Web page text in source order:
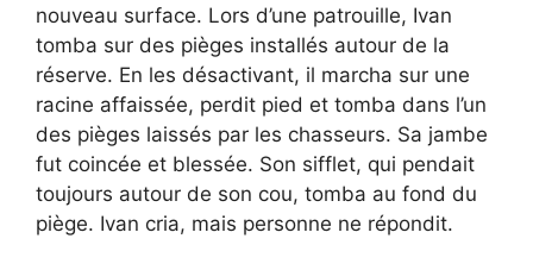
nouveau surface. Lors d’une patrouille, Ivan
tomba sur des pièges installés autour de la
réserve. En les désactivant, il marcha sur une
racine affaissée, perdit pied et tomba dans l’un
des pièges laissés par les chasseurs. Sa jambe
fut coincée et blessée. Son sifflet, qui pendait
toujours autour de son cou, tomba au fond du
piège. Ivan cria, mais personne ne répondit.